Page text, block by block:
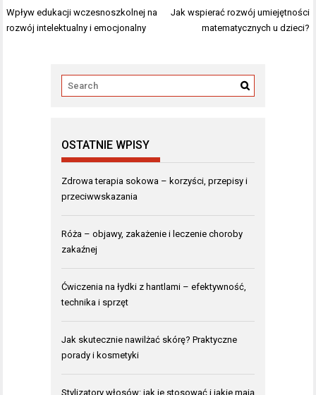
Nawigacja
wpisu
Wpływ edukacji wczesnoszkolnej na
rozwój intelektualny i emocjonalny
Jak wspierać rozwój umiejętności
matematycznych u dzieci?
OSTATNIE WPISY
Zdrowa terapia sokowa – korzyści, przepisy i
przeciwwskazania
Róża – objawy, zakażenie i leczenie choroby
zakaźnej
Ćwiczenia na łydki z hantlami – efektywność,
technika i sprzęt
Jak skutecznie nawilżać skórę? Praktyczne
porady i kosmetyki
Stylizatory włosów: jak je stosować i jakie mają